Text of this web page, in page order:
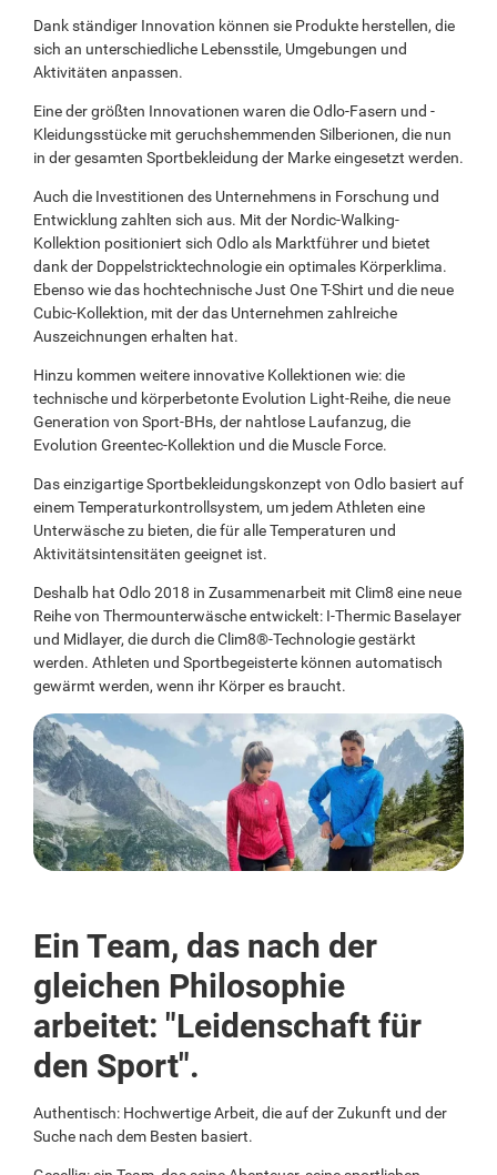
Dank ständiger Innovation können sie Produkte herstellen, die
sich an unterschiedliche Lebensstile, Umgebungen und
Aktivitäten anpassen.
Eine der größten Innovationen waren die Odlo-Fasern und -
Kleidungsstücke mit geruchshemmenden Silberionen, die nun
in der gesamten Sportbekleidung der Marke eingesetzt werden.
Auch die Investitionen des Unternehmens in Forschung und
Entwicklung zahlten sich aus. Mit der Nordic-Walking-
Kollektion positioniert sich Odlo als Marktführer und bietet
dank der Doppelstricktechnologie ein optimales Körperklima.
Ebenso wie das hochtechnische Just One T-Shirt und die neue
Cubic-Kollektion, mit der das Unternehmen zahlreiche
Auszeichnungen erhalten hat.
Hinzu kommen weitere innovative Kollektionen wie: die
technische und körperbetonte Evolution Light-Reihe, die neue
Generation von Sport-BHs, der nahtlose Laufanzug, die
Evolution Greentec-Kollektion und die Muscle Force.
Das einzigartige Sportbekleidungskonzept von Odlo basiert auf
einem Temperaturkontrollsystem, um jedem Athleten eine
Unterwäsche zu bieten, die für alle Temperaturen und
Aktivitätsintensitäten geeignet ist.
Deshalb hat Odlo 2018 in Zusammenarbeit mit Clim8 eine neue
Reihe von Thermounterwäsche entwickelt: I-Thermic Baselayer
und Midlayer, die durch die Clim8®-Technologie gestärkt
werden. Athleten und Sportbegeisterte können automatisch
gewärmt werden, wenn ihr Körper es braucht.
Ein Team, das nach der
gleichen Philosophie
arbeitet: "Leidenschaft für
den Sport".
Authentisch: Hochwertige Arbeit, die auf der Zukunft und der
Suche nach dem Besten basiert.